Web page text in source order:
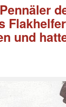
und